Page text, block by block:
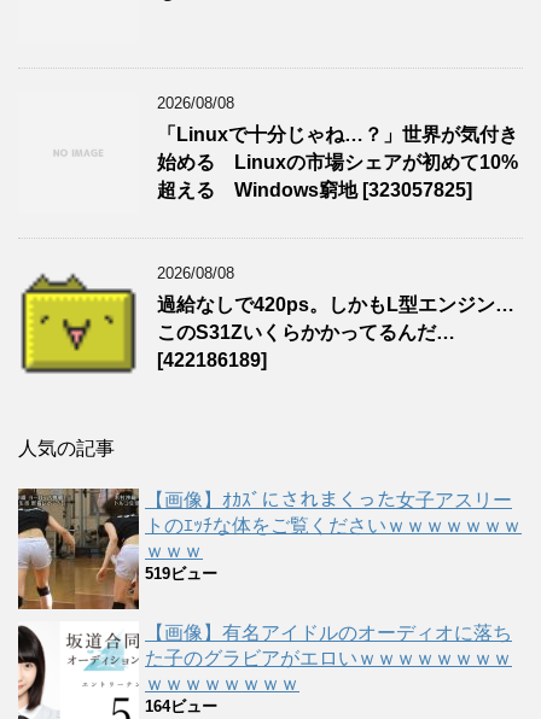
2026/08/08
「Linuxで十分じゃね…？」世界が気付き
始める Linuxの市場シェアが初めて10%
超える Windows窮地 [323057825]
2026/08/08
過給なしで420ps。しかもL型エンジン…
このS31Zいくらかかってるんだ…
[422186189]
人気の記事
【画像】ｵｶｽﾞにされまくった女子アスリー
トのｴｯﾁな体をご覧くださいｗｗｗｗｗｗｗ
ｗｗｗ
519ビュー
【画像】有名アイドルのオーディオに落ち
た子のグラビアがエロいｗｗｗｗｗｗｗｗ
ｗｗｗｗｗｗｗｗ
164ビュー